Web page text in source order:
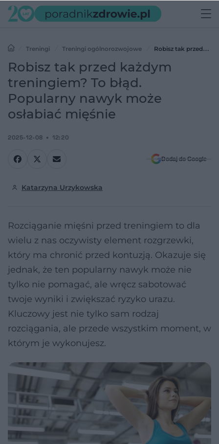
Treningi Treningi ogólnorozwojowe
Robisz tak przed
każdym treningiem? To błąd. Popularny nawyk może osłabiać
Robisz tak przed każdym
treningiem? To błąd.
Popularny nawyk może
osłabiać mięśnie
2025-12-08 12:20
Dodaj do Google
Katarzyna Urzykowska
Rozciąganie mięśni przed treningiem to dla
wielu z nas oczywisty element rozgrzewki,
który ma chronić przed kontuzją. Okazuje się
jednak, że ten popularny nawyk może nie
tylko nie pomagać, ale wręcz sabotować
twoje wyniki i zwiększać ryzyko urazu.
Kluczowy jest nie tylko sam rodzaj
rozciągania, ale przede wszystkim moment, w
którym je wykonujesz.